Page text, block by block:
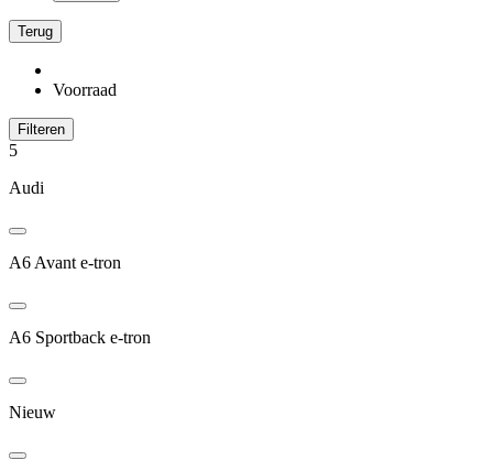
Terug
Voorraad
Filteren
5
Audi
A6 Avant e-tron
A6 Sportback e-tron
Nieuw